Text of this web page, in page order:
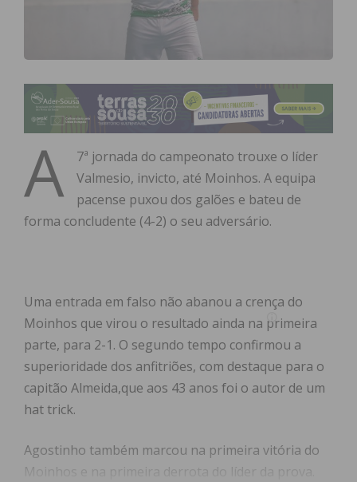
A
7ª jornada do campeonato trouxe o líder
Valmesio, invicto, até Moinhos. A equipa
pacense puxou dos galões e bateu de
forma concludente (4-2) o seu adversário.
Uma entrada em falso não abanou a crença do
Moinhos que virou o resultado ainda na primeira
parte, para 2-1. O segundo tempo confirmou a
superioridade dos anfitriões, com destaque para o
capitão Almeida,que aos 43 anos foi o autor de um
hat trick.
Agostinho também marcou na primeira vitória do
Moinhos e na primeira derrota do líder da prova.